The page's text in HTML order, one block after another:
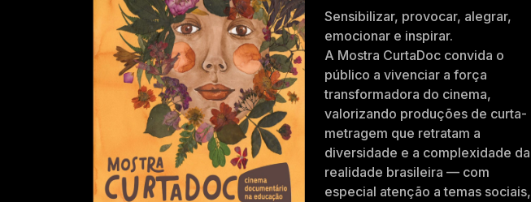
Sensibilizar, provocar, alegrar,
emocionar e inspirar.
A Mostra CurtaDoc convida o
público a vivenciar a força
transformadora do cinema,
valorizando produções de curta-
metragem que retratam a
diversidade e a complexidade da
realidade brasileira — com
especial atenção a temas sociais,